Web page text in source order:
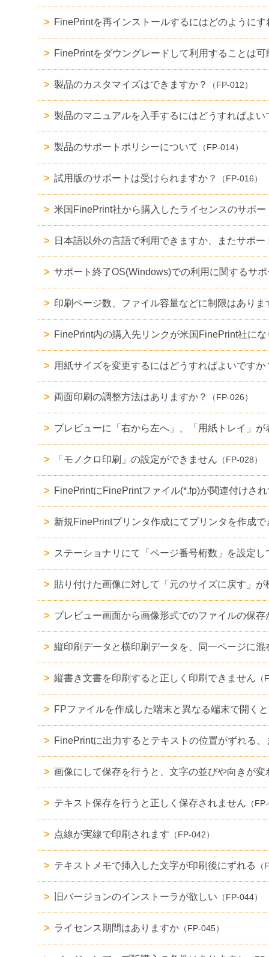
FinePrintを再インストールするにはどのように
FinePrintをダウングレードして利用することは可
製品のカスタマイズはできますか？ （FP-012）
製品のマニュアルを入手するにはどうすればよい
製品のサポートポリシーについて （FP-014）
試用版のサポートは受けられますか？ （FP-016）
米国FinePrint社から購入したライセンスのサポ
日本語以外の言語で利用できますか、またサポ
サポート終了OS(Windows)での利用に関するサ
印刷ページ数、ファイル容量などに制限はありま
FinePrint内の購入先リンクが米国FinePrint社にな
用紙サイズを変更するにはどうすればよいですか
両面印刷の調整方法はありますか？ （FP-026）
プレビューに「右から左へ」、「用紙トレイ」が
「モノクロ印刷」の設定ができません （FP-028）
FinePrintにFinePrintファイル(*.fp)が関連付けさ
新規FinePrintプリンタ作成にてプリンタを作成で
ステーショナリにて「ページ番号桁数」を設定
貼り付けた画像に対して「元のサイズに戻す」が
プレビュー画面から画像形式でのファイルの保存
縦印刷データと横印刷データを、同一ページに
縦書き文書を印刷すると正しく印刷できません
FPファイルを作成した端末と異なる端末で開く
FinePrintに出力するとテキストの位置がずれる
画像にして保存を行うと、文字の並びや向きが変
テキスト保存を行うと正しく保存されません （
点線が実線で印刷されます （FP-042）
テキストメモで挿入した文字が印刷後にずれる
旧バージョンのインストーラが欲しい （FP-044）
ライセンス期間はありますか （FP-045）